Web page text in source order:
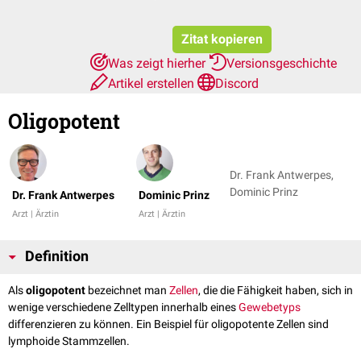
Zitat kopieren
Was zeigt hierher
Versionsgeschichte
Artikel erstellen
Discord
Oligopotent
Dr. Frank Antwerpes
Arzt | Ärztin
Dominic Prinz
Arzt | Ärztin
Dr. Frank Antwerpes,
Dominic Prinz
Definition
Alsoligopotent bezeichnet man Zellen, die die Fähigkeit haben, sich in
wenige verschiedene Zelltypen innerhalb einesGewebetyps
differenzieren zu können. Ein Beispiel für oligopotente Zellen sind
lymphoide Stammzellen.